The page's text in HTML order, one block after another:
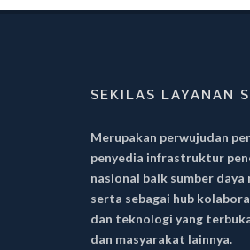
SEKILAS LAYANAN
Merupakan perwujudan
penyedia infrastruktur
nasional baik sumber
serta sebagai hub
dan teknologi yang
dan masyarakat lainnya.